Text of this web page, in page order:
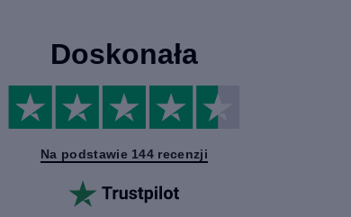
Doskonała
Na podstawie 144 recenzji